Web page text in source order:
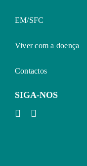
EM/SFC
Viver com a doença
Contactos
SIGA-NOS